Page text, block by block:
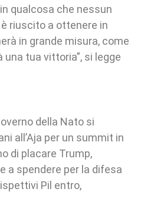
qualcosa che nessun
riuscito a ottenere in
in grande misura, come
una tua vittoria”, si legge
della Nato si
all’Aja per un summit in
di placare Trump,
a spendere per la difesa
Pil entro,